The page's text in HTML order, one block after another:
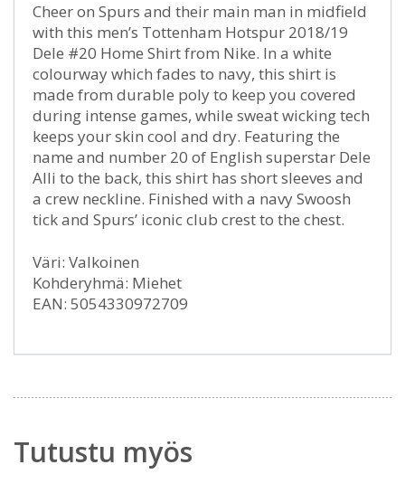
Cheer on Spurs and their main man in midfield
with this men’s Tottenham Hotspur 2018/19
Dele #20 Home Shirt from Nike. In a white
colourway which fades to navy, this shirt is
made from durable poly to keep you covered
during intense games, while sweat wicking tech
keeps your skin cool and dry. Featuring the
name and number 20 of English superstar Dele
Alli to the back, this shirt has short sleeves and
a crew neckline. Finished with a navy Swoosh
tick and Spurs’ iconic club crest to the chest.
Väri: Valkoinen
Kohderyhmä: Miehet
EAN: 5054330972709
Tutustu myös